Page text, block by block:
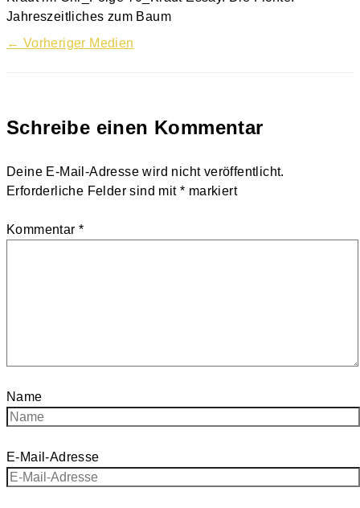
Jahreszeitliches zum Baum
← Vorheriger Medien
Schreibe einen Kommentar
Deine E-Mail-Adresse wird nicht veröffentlicht.
Erforderliche Felder sind mit * markiert
Kommentar*
Name
E-Mail-Adresse